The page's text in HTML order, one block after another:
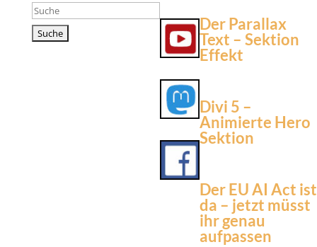
Suchen
nach:
Der Parallax
Text – Sektion
Effekt
Divi 5 –
Animierte Hero
Sektion
Der EU AI Act ist
da – jetzt müsst
ihr genau
aufpassen